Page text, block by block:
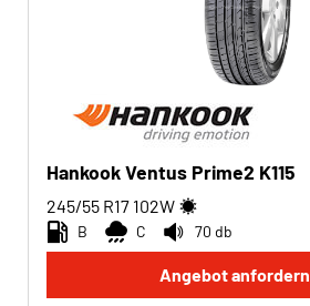
Hankook Ventus Prime2 K115
245/55 R17 102W
B C 70 db
Angebot anfordern